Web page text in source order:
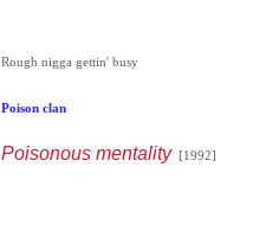
Rough nigga gettin' busy
Poison clan
Poisonous mentality[1992]